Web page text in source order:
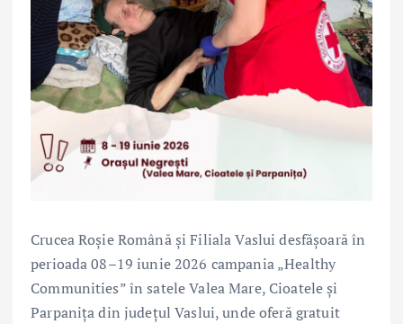
Crucea Roșie Română și Filiala Vaslui desfășoară în
perioada 08–19 iunie 2026 campania „Healthy
Communities” în satele Valea Mare, Cioatele și
Parpanița din județul Vaslui, unde oferă gratuit